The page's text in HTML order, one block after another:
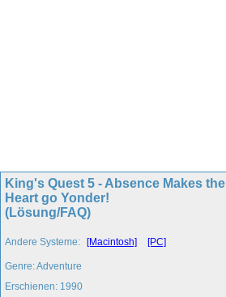
King's Quest 5 - Absence Makes the
Heart go Yonder!
(Lösung/FAQ)
Andere Systeme: [Macintosh] [PC]
Genre: Adventure
Erschienen: 1990